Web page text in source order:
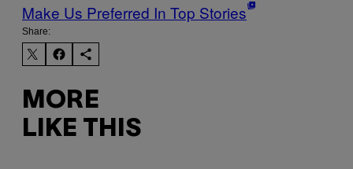
Make Us Preferred In Top Stories
Share:
MORE
LIKE THIS